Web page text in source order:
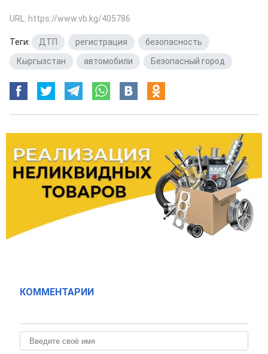
URL: https://www.vb.kg/405786
Теги: ДТП регистрация безопасность
Кыргызстан
автомобили Безопасный город
КОММЕНТАРИИ